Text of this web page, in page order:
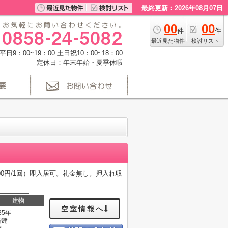
最終更新：2026年08月07日
00件
最近見た物件
00件
検討リスト
日9：00~19：00 土日祝10：00~18：00
定休日：年末年始・夏季休暇
円/1回）即入居可。礼金無し。押入れ収
建物
年
建
空室情報へ